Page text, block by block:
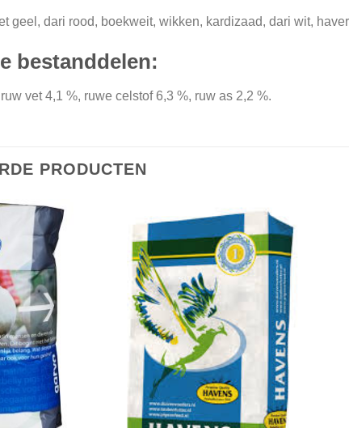
geel, dari rood, boekweit, wikken, kardizaad, dari wit,
bestanddelen:
vet 4,1 %, ruwe celstof 6,3 %, ruw as 2,2 %.
PRODUCTEN